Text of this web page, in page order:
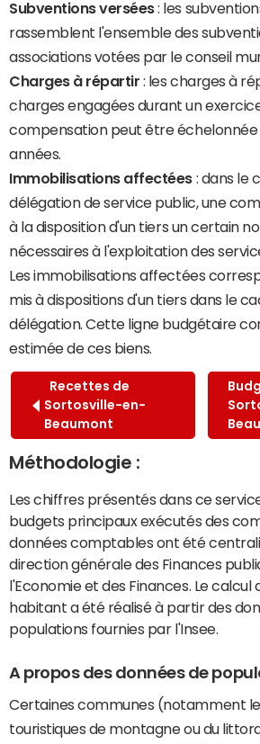
Subventions versées: les
rassemblent l'ensemble des
associations votées par le conseil
Charges à répartir : les charges à
charges engagées durant un
compensation peut être échelonnée
années.
Immobilisations affectées : dans le
délégation de service public, une
à la disposition d'un tiers un certain
nécessaires à l'exploitation des
Les immobilisations affectées
mis à dispositions d'un tiers dans le
délégation. Cette ligne budgétaire
estimée de ces biens.
Recettes de
Sortosville-en-
Beaumont
Méthodologie :
Les chiffres présentés dans ce
budgets principaux exécutés des
données comptables ont été
direction générale des Finances
l'Economie et des Finances. Le calcul
habitant a été réalisé à partir des
populations fournies par l'Insee.
A propos des données de
Certaines communes (notamment
touristiques de montagne ou du